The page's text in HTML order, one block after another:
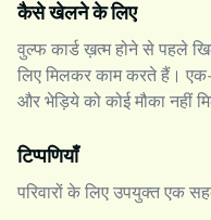
कैसे खेलने के लिए
वुल्फ कार्ड ख़त्म होने से पहले
लिए मिलकर काम करते हैं।
और भेड़िये को कोई मौका नहीं
टिप्पणियाँ
परिवारों के लिए उपयुक्त एक